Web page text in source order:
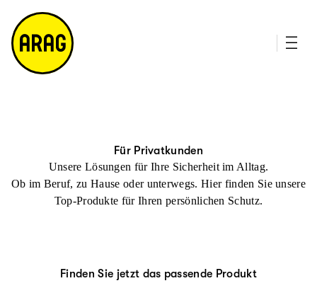
m
a
p
Für Privatkunden
Unsere Lösungen für Ihre Sicherheit im Alltag.
Ob im Beruf, zu Hause oder unterwegs. Hier finden Sie unsere
Top-Produkte für Ihren persönlichen Schutz.
Finden Sie jetzt das passende Produkt